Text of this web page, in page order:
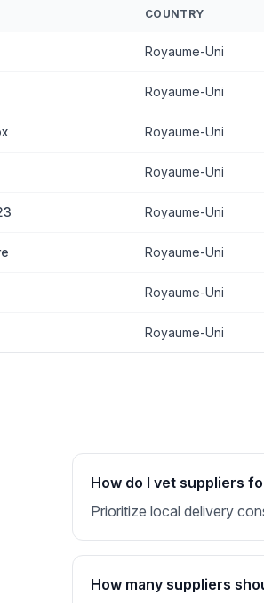
COUNTRY
Royaume-Uni
Royaume-Uni
Royaume-Uni
Royaume-Uni
Royaume-Uni
Royaume-Uni
Royaume-Uni
Royaume-Uni
How do I vet suppliers
Prioritize local delivery
How many suppliers